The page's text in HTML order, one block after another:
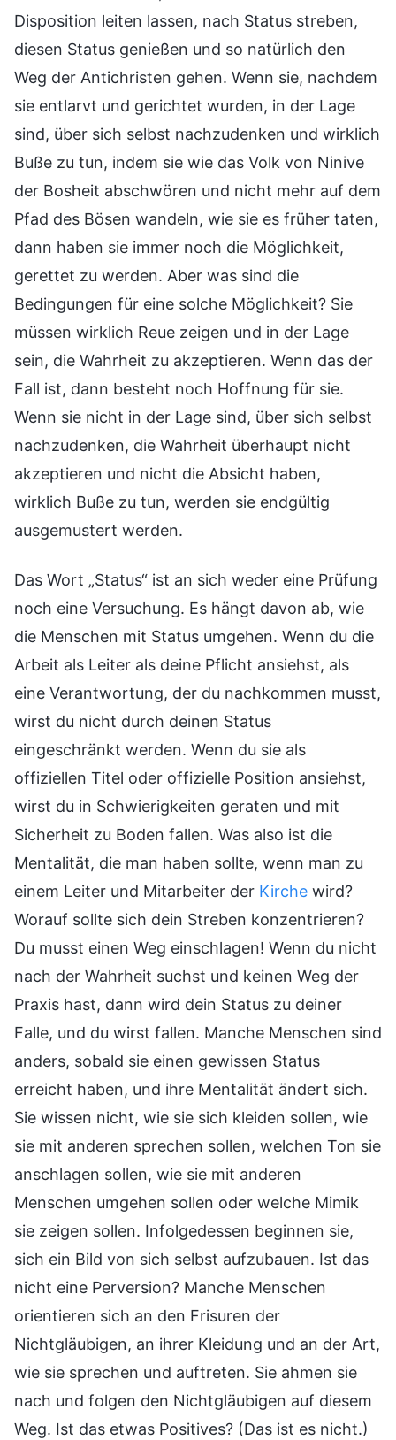
Disposition leiten lassen, nach Status streben,
diesen Status genießen und so natürlich den
Weg der Antichristen gehen. Wenn sie, nachdem
sie entlarvt und gerichtet wurden, in der Lage
sind, über sich selbst nachzudenken und wirklich
Buße zu tun, indem sie wie das Volk von Ninive
der Bosheit abschwören und nicht mehr auf dem
Pfad des Bösen wandeln, wie sie es früher taten,
dann haben sie immer noch die Möglichkeit,
gerettet zu werden. Aber was sind die
Bedingungen für eine solche Möglichkeit? Sie
müssen wirklich Reue zeigen und in der Lage
sein, die Wahrheit zu akzeptieren. Wenn das der
Fall ist, dann besteht noch Hoffnung für sie.
Wenn sie nicht in der Lage sind, über sich selbst
nachzudenken, die Wahrheit überhaupt nicht
akzeptieren und nicht die Absicht haben,
wirklich Buße zu tun, werden sie endgültig
ausgemustert werden.
Das Wort „Status“ ist an sich weder eine Prüfung
noch eine Versuchung. Es hängt davon ab, wie
die Menschen mit Status umgehen. Wenn du die
Arbeit als Leiter als deine Pflicht ansiehst, als
eine Verantwortung, der du nachkommen musst,
wirst du nicht durch deinen Status
eingeschränkt werden. Wenn du sie als
offiziellen Titel oder offizielle Position ansiehst,
wirst du in Schwierigkeiten geraten und mit
Sicherheit zu Boden fallen. Was also ist die
Mentalität, die man haben sollte, wenn man zu
einem Leiter und Mitarbeiter der Kirche wird?
Worauf sollte sich dein Streben konzentrieren?
Du musst einen Weg einschlagen! Wenn du nicht
nach der Wahrheit suchst und keinen Weg der
Praxis hast, dann wird dein Status zu deiner
Falle, und du wirst fallen. Manche Menschen sind
anders, sobald sie einen gewissen Status
erreicht haben, und ihre Mentalität ändert sich.
Sie wissen nicht, wie sie sich kleiden sollen, wie
sie mit anderen sprechen sollen, welchen Ton sie
anschlagen sollen, wie sie mit anderen
Menschen umgehen sollen oder welche Mimik
sie zeigen sollen. Infolgedessen beginnen sie,
sich ein Bild von sich selbst aufzubauen. Ist das
nicht eine Perversion? Manche Menschen
orientieren sich an den Frisuren der
Nichtgläubigen, an ihrer Kleidung und an der Art,
wie sie sprechen und auftreten. Sie ahmen sie
nach und folgen den Nichtgläubigen auf diesem
Weg. Ist das etwas Positives? (Das ist es nicht.)